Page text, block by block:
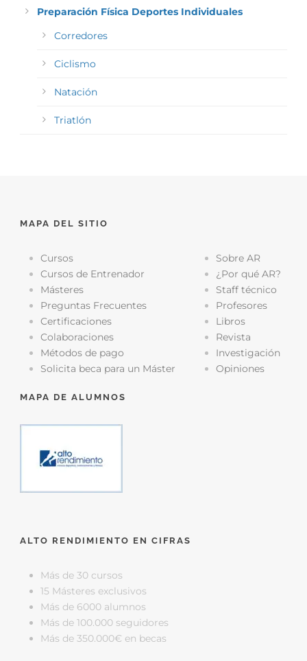
Preparación Física Deportes Individuales
Corredores
Ciclismo
Natación
Triatlón
MAPA DEL SITIO
Cursos
Cursos de Entrenador
Másteres
Preguntas Frecuentes
Certificaciones
Colaboraciones
Métodos de pago
Solicita beca para un Máster
Sobre AR
¿Por qué AR?
Staff técnico
Profesores
Libros
Revista
Investigación
Opiniones
MAPA DE ALUMNOS
ALTO RENDIMIENTO EN CIFRAS
Más de 30 cursos
15 Másteres exclusivos
Más de 6000 alumnos
Más de 100.000 seguidores
Más de 350.000€ en becas